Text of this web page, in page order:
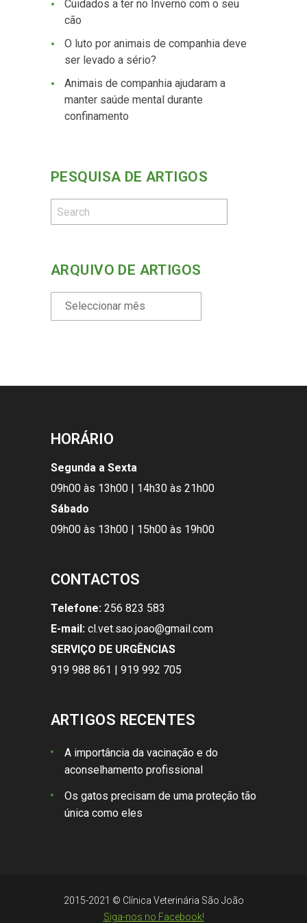
Cuidados a ter no Inverno com o seu
cão
O luto por animais de companhia deve
ser levado a sério?
Animais de companhia ajudaram a
manter saúde mental durante
confinamento
PESQUISA DE ARTIGOS
ARQUIVO DE ARTIGOS
HORÁRIO
Segunda a Sexta
09h00 às 13h00 | 14h30 às 21h00
Sábado
09h00 às 13h00 | 15h00 às 19h00
CONTACTOS
Telefone: 256 823 583
E-mail: cl.vet.sao.joao@gmail.com
SERVIÇO DE URGÊNCIAS
919 988 861 | 919 992 705
ARTIGOS RECENTES
A importância da vacinação e do
aconselhamento profissional
Os gatos precisam de uma proteção tão
única como eles
2015-2021 © Clínica Veterinária São João
Siga-nos no Facebook!